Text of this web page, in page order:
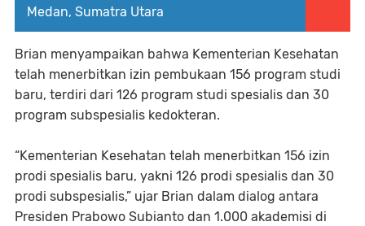
Medan, Sumatra Utara
Brian menyampaikan bahwa Kementerian Kesehatan
telah menerbitkan izin pembukaan 156 program studi
baru, terdiri dari 126 program studi spesialis dan 30
program subspesialis kedokteran.
“Kementerian Kesehatan telah menerbitkan 156 izin
prodi spesialis baru, yakni 126 prodi spesialis dan 30
prodi subspesialis,” ujar Brian dalam dialog antara
Presiden Prabowo Subianto dan 1.000 akademisi di